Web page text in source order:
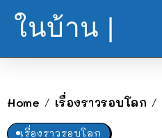
ในบ้าน |
Home / เรื่องราวรอบโลก /
เรื่องราวรอบโลก